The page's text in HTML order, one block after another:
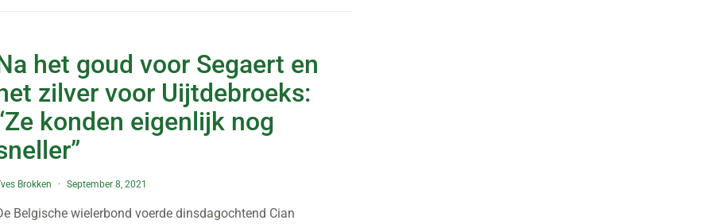
het goud voor Segaert en
zilver voor Uijtdebroeks:
konden eigenlijk nog
Brokken September 8, 2021
Belgische wielerbond voerde dinsdagochtend Cian